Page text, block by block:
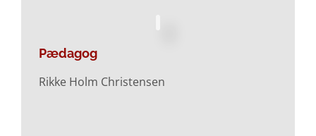
Pædagog
Rikke Holm Christensen